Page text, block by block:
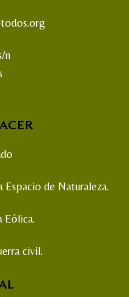
n
Espacio de Naturaleza.
Eólica.
civil.